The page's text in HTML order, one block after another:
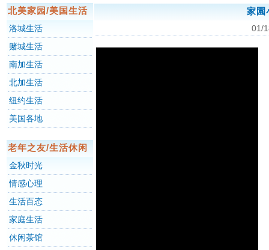
北美家园/美国生活
洛城生活
赌城生活
南加生活
北加生活
纽约生活
美国各地
老年之友/生活休闲
金秋时光
情感心理
生活百态
家庭生活
休闲茶馆
家園
01/